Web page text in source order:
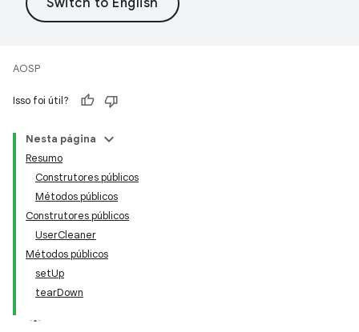
AOSP
Isso foi útil?
Nesta página
Resumo
Construtores públicos
Métodos públicos
Construtores públicos
UserCleaner
Métodos públicos
setUp
tearDown